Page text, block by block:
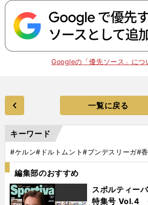
Googleの「優先ソース」につ
一覧に戻る
キーワード
#ケルン#ドルトムント#ブンデスリーガ#
編集部のおすすめ
スポルティー
特集号 Vol.4